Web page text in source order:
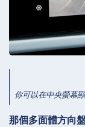
你可以在中央螢幕
那個多面體方向